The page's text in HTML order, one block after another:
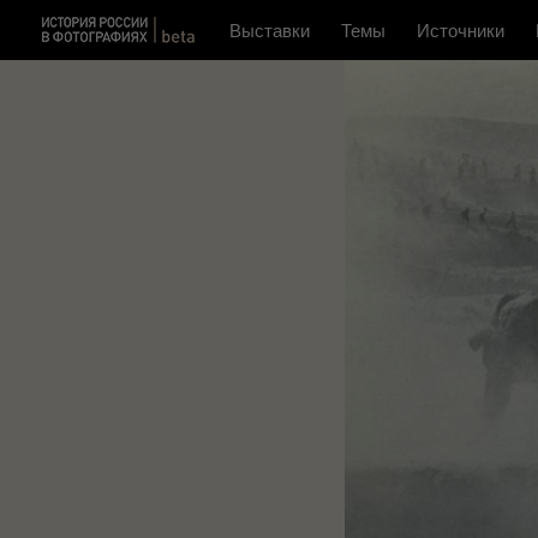
Выставки Темы Источники